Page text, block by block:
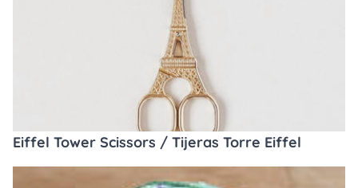
Eiffel Tower Scissors / Tijeras Torre Eiffel